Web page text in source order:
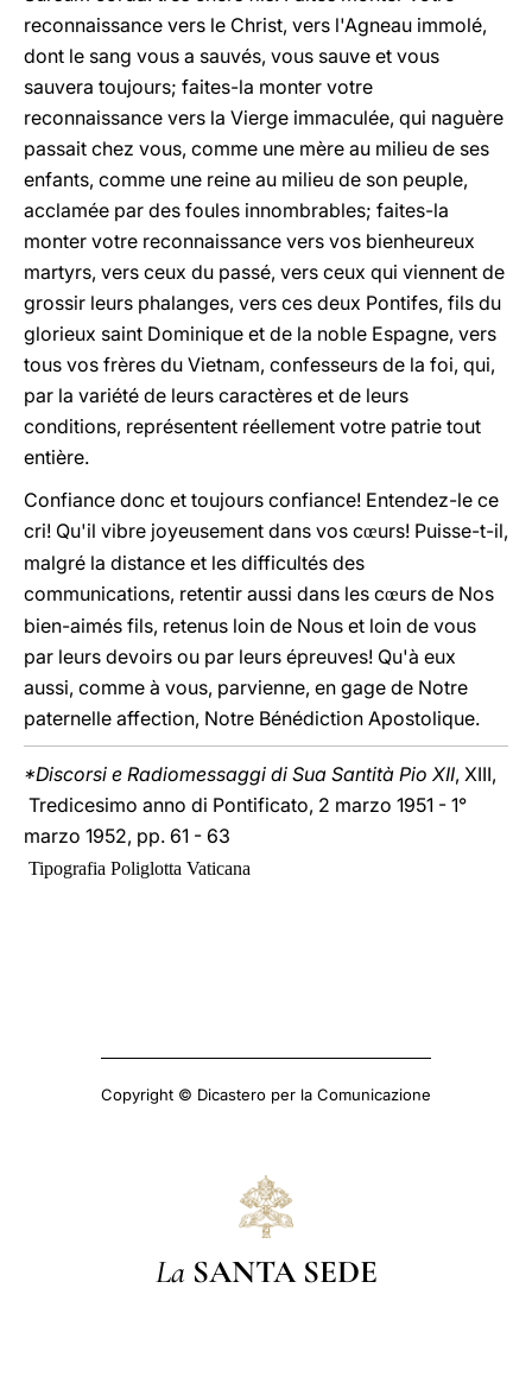
reconnaissance vers le Christ, vers l'Agneau immolé,
dont le sang vous a sauvés, vous sauve et vous
sauvera toujours; faites-la monter votre
reconnaissance vers la Vierge immaculée, qui naguère
passait chez vous, comme une mère au milieu de ses
enfants, comme une reine au milieu de son peuple,
acclamée par des foules innombrables; faites-la
monter votre reconnaissance vers vos bienheureux
martyrs, vers ceux du passé, vers ceux qui viennent de
grossir leurs phalanges, vers ces deux Pontifes, fils du
glorieux saint Dominique et de la noble Espagne, vers
tous vos frères du Vietnam, confesseurs de la foi, qui,
par la variété de leurs caractères et de leurs
conditions, représentent réellement votre patrie tout
entière.
Confiance donc et toujours confiance! Entendez-le ce
cri! Qu'il vibre joyeusement dans vos cœurs! Puisse-t-il,
malgré la distance et les difficultés des
communications, retentir aussi dans les cœurs de Nos
bien-aimés fils, retenus loin de Nous et loin de vous
par leurs devoirs ou par leurs épreuves! Qu'à eux
aussi, comme à vous, parvienne, en gage de Notre
paternelle affection, Notre Bénédiction Apostolique.
*Discorsi e Radiomessaggi di Sua Santità Pio XII, XIII,
Tredicesimo anno di Pontificato, 2 marzo 1951 - 1°
marzo 1952, pp. 61 - 63
Tipografia Poliglotta Vaticana
Copyright © Dicastero per la Comunicazione
La SANTA SEDE